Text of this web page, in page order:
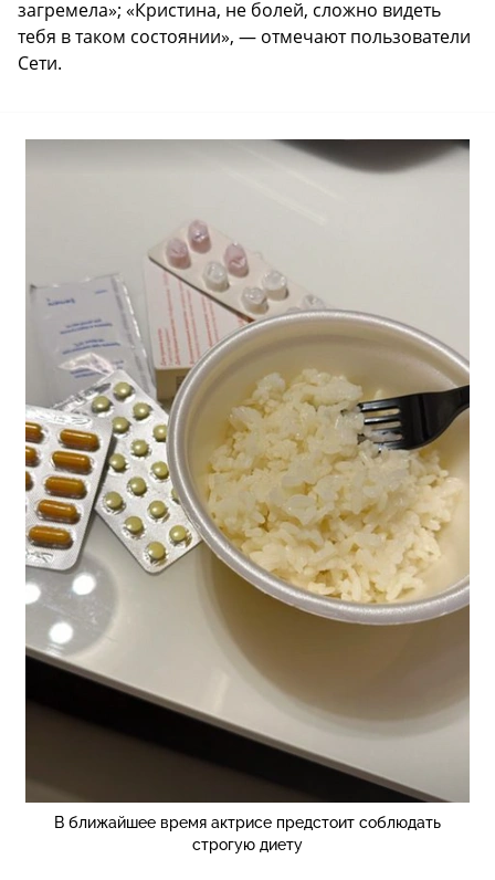
загремела»; «Кристина, не болей, сложно видеть
тебя в таком состоянии», — отмечают пользователи
Сети.
В ближайшее время актрисе предстоит соблюдать
строгую диету